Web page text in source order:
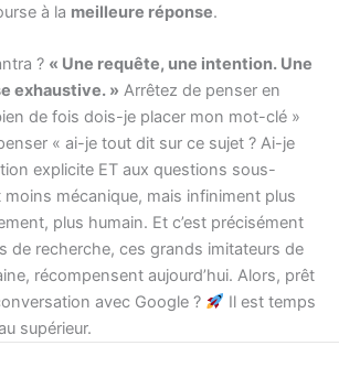
à la meilleure réponse.
? « Une requête, une intention. Une
exhaustive. » Arrêtez de penser en
de fois dois-je placer mon mot-clé »
« ai-je tout dit sur ce sujet ? Ai-je
explicite ET aux questions sous-
moins mécanique, mais infiniment plus
plus humain. Et c’est précisément
de recherche, ces grands imitateurs de
récompensent aujourd’hui. Alors, prêt
avec Google ?
Il est temps
supérieur.